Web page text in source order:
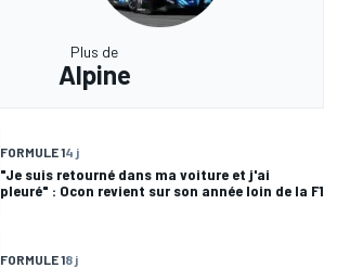
Plus de
Alpine
FORMULE 14 j
"Je suis retourné dans ma voiture et j'ai
pleuré" : Ocon revient sur son année loin de la F1
FORMULE 18 j